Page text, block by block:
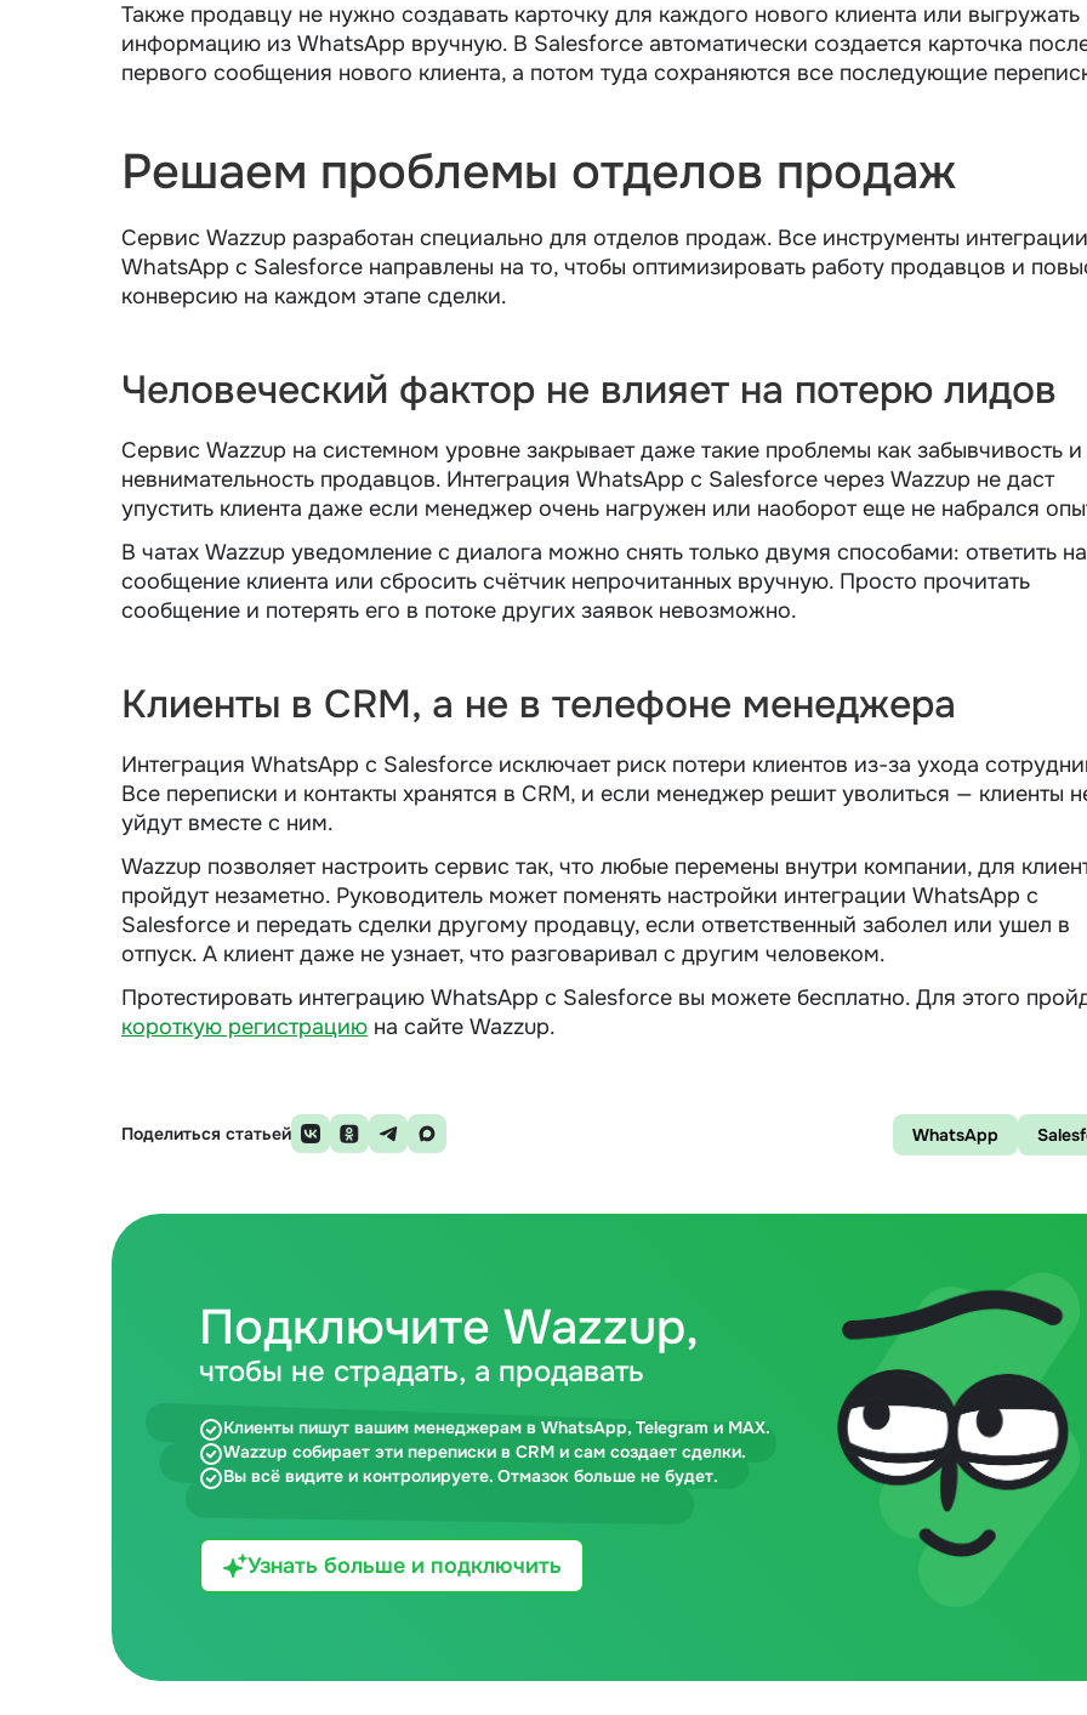
Также продавцу не нужно создавать карточку для каждого нового клиента или выгружать
информацию из WhatsApp вручную. В Salesforce автоматически создается карточка
первого сообщения нового клиента, а потом туда сохраняются все последующие
Решаем проблемы отделов продаж
Сервис Wazzup разработан специально для отделов продаж. Все инструменты интеграции
WhatsApp с Salesforce направлены на то, чтобы оптимизировать работу продавцов и
конверсию на каждом этапе сделки.
Человеческий фактор не влияет на потерю лидов
Сервис Wazzup на системном уровне закрывает даже такие проблемы как забывчивость и
невнимательность продавцов. Интеграция WhatsApp с Salesforce через Wazzup не даст
упустить клиента даже если менеджер очень нагружен или наоборот еще не набрался
В чатах Wazzup уведомление с диалога можно снять только двумя способами: ответить на
сообщение клиента или сбросить счётчик непрочитанных вручную. Просто прочитать
сообщение и потерять его в потоке других заявок невозможно.
Клиенты в CRM, а не в телефоне менеджера
Интеграция WhatsApp с Salesforce исключает риск потери клиентов из-за ухода
Все переписки и контакты хранятся в CRM, и если менеджер решит уволиться — клиенты
уйдут вместе с ним.
Wazzup позволяет настроить сервис так, что любые перемены внутри компании, для
пройдут незаметно. Руководитель может поменять настройки интеграции WhatsApp с
Salesforce и передать сделки другому продавцу, если ответственный заболел или ушел в
отпуск. А клиент даже не узнает, что разговаривал с другим человеком.
Протестировать интеграцию WhatsApp с Salesforce вы можете бесплатно. Для этого
короткую регистрацию на сайте Wazzup.
Поделиться статьей WhatsApp
Подключите Wazzup,
чтобы не страдать, а продавать
Клиенты пишут вашим менеджерам в WhatsApp, Telegram и MAX.
Wazzup собирает эти переписки в CRM и сам создает сделки.
Вы всё видите и контролируете. Отмазок больше не будет.
Узнать больше и подключить